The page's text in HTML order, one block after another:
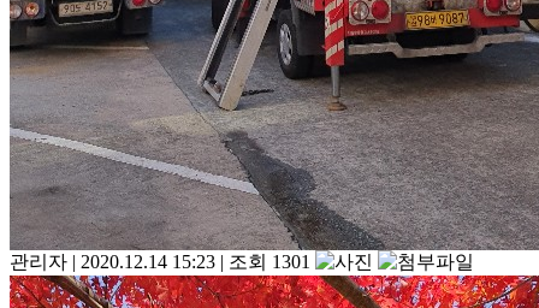
관리자 | 2020.12.14 15:23 | 조회 1301